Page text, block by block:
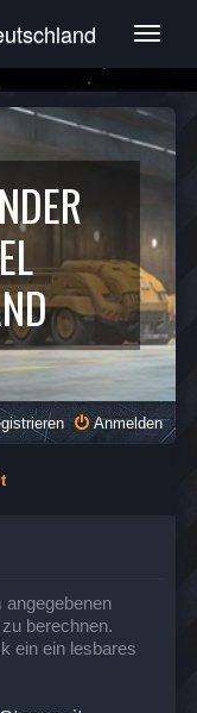
T
g
e
v
g
a
t
i
o
n
Anmelden
angegebenen
berechnen.
ein ein lesbares